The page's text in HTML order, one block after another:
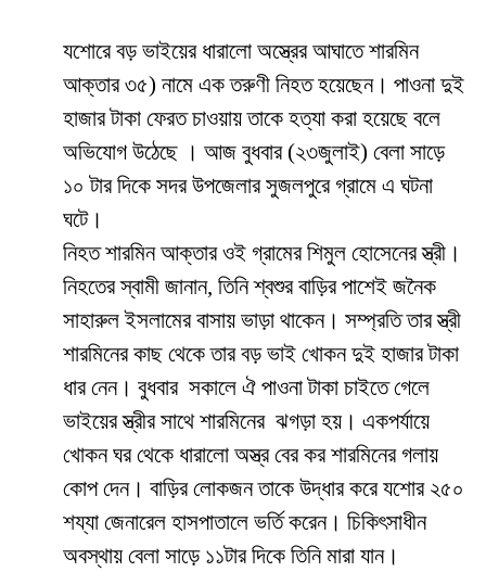
যশোরে বড় ভাইয়ের ধারালো অস্ত্রের আঘাতে শারমিন
আক্তার ৩৫) নামে এক তরুণী নিহত হয়েছেন। পাওনা দুই
হাজার টাকা ফেরত চাওয়ায় তাকে হত্যা করা হয়েছে বলে
অভিযোগ উঠেছে । আজ বুধবার (২৩জুলাই) বেলা সাড়ে
১০ টার দিকে সদর উপজেলার সুজলপুরে গ্রামে এ ঘটনা
ঘটে।
নিহত শারমিন আক্তার ওই গ্রামের শিমুল হোসেনের স্ত্রী।
নিহতের স্বামী জানান, তিনি শ্বশুর বাড়ির পাশেই জনৈক
সাহারুল ইসলামের বাসায় ভাড়া থাকেন। সম্প্রতি তার স্ত্রী
শারমিনের কাছ থেকে তার বড় ভাই খোকন দুই হাজার টাকা
ধার নেন। বুধবার সকালে ঐ পাওনা টাকা চাইতে গেলে
ভাইয়ের স্ত্রীর সাথে শারমিনের ঝগড়া হয়। একপর্যায়ে
খোকন ঘর থেকে ধারালো অস্ত্র বের কর শারমিনের গলায়
কোপ দেন। বাড়ির লোকজন তাকে উদ্ধার করে যশোর ২৫০
শয্যা জেনারেল হাসপাতালে ভর্তি করেন। চিকিৎসাধীন
অবস্থায় বেলা সাড়ে ১১টার দিকে তিনি মারা যান।